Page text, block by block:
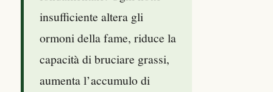
insufficiente altera gli
ormoni della fame, riduce la
capacità di bruciare grassi,
aumenta l’accumulo di